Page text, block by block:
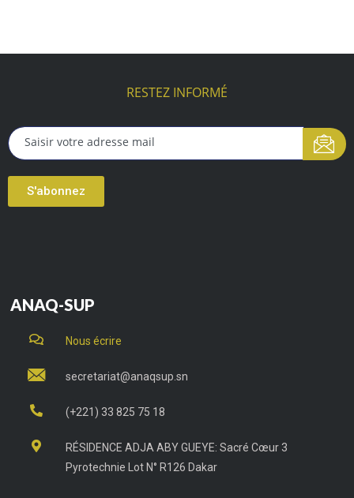
RESTEZ INFORMÉ
S'abonnez
ANAQ-SUP
Nous écrire
secretariat@anaqsup.sn
(+221) 33 825 75 18
RÉSIDENCE ADJA ABY GUEYE: Sacré Cœur 3
Pyrotechnie Lot N° R126 Dakar